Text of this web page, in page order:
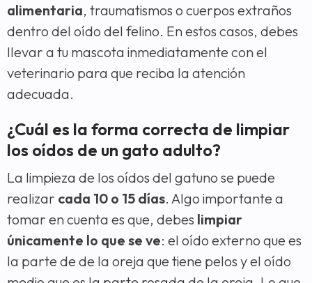
alimentaria, traumatismos o cuerpos extraños
dentro del oído del felino. En estos casos, debes
llevar a tu mascota inmediatamente con el
veterinario para que reciba la atención
adecuada.
¿Cuál es la forma correcta de limpiar
los oídos de un gato adulto?
La limpieza de los oídos del gatuno se puede
realizar cada 10 o 15 días. Algo importante a
tomar en cuenta es que, debes limpiar
únicamente lo que se ve: el oído externo que es
la parte de de la oreja que tiene pelos y el oído